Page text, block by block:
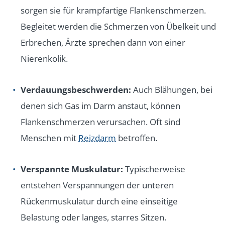
sorgen sie für krampfartige Flankenschmerzen.
Begleitet werden die Schmerzen von Übelkeit und
Erbrechen, Ärzte sprechen dann von einer
Nierenkolik.
Verdauungsbeschwerden: Auch Blähungen, bei
denen sich Gas im Darm anstaut, können
Flankenschmerzen verursachen. Oft sind
Menschen mit Reizdarm betroffen.
Verspannte Muskulatur: Typischerweise
entstehen Verspannungen der unteren
Rückenmuskulatur durch eine einseitige
Belastung oder langes, starres Sitzen.